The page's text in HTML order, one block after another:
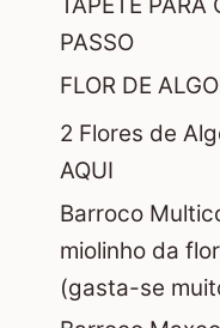
PASSO
FLOR DE
2 Flores de
AQUI
Barroco
miolinho da
(gasta-se